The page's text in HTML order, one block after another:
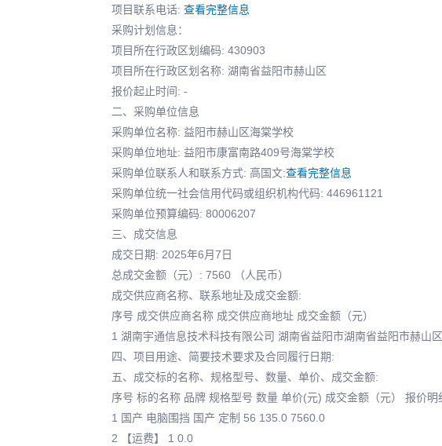
项目联系电话: 查看完整信息
采购计划信息：
项目所在行政区划编码: 430903
项目所在行政区划名称: 湖南省益阳市赫山区
报价起止时间: -
二、采购单位信息
采购单位名称: 益阳市赫山区海棠学校
采购单位地址: 益阳市康富南路409号海棠学校
采购单位联系人和联系方式: 高国文:查看完整信息
采购单位统一社会信用代码或组织机构代码: 446961121
采购单位预算编码: 80006207
三、成交信息
成交日期: 2025年6月7日
总成交金额（元）: 7560 （人民币）
成交供应商名称、联系地址及成交金额:
序号 成交供应商名称 成交供应商地址 成交金额（元）
1 湖南宇通信息技术科技有限公司 湖南省益阳市湖南省益阳市赫山
四、项目用途、简要技术要求及合同履行日期:
五、成交标的名称、规格型号、数量、单价、成交金额:
序号 标的名称 品牌 规格型号 数量 单价(元) 成交金额（元） 报价明
1 国产 电脑围挡 国产 定制 56 135.0 7560.0
2 【运费】 1 0.0